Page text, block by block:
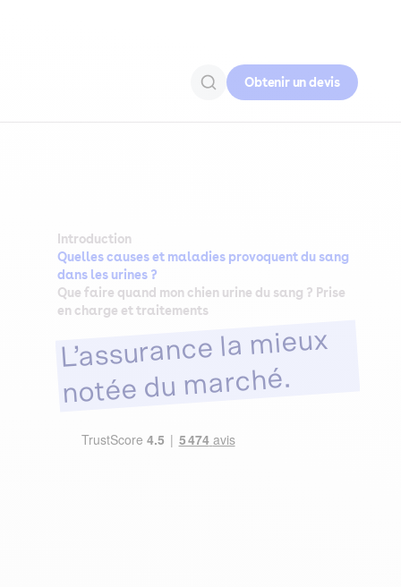
Obtenir un devis
Introduction
Quelles causes et maladies provoquent du sang
dans les urines ?
Que faire quand mon chien urine du sang ? Prise
en charge et traitements
L’assurance la mieux
notée du marché.